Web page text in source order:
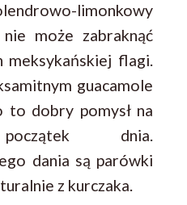
limonkowy
może zabraknąć
flagi.
guacamole
to dobry pomysł na
dnia.
dania są parówki
z kurczaka.